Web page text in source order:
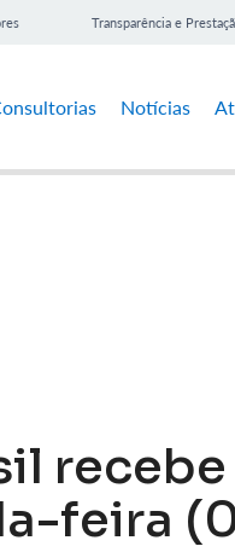
Transparência e
Notícias
recebe
feira